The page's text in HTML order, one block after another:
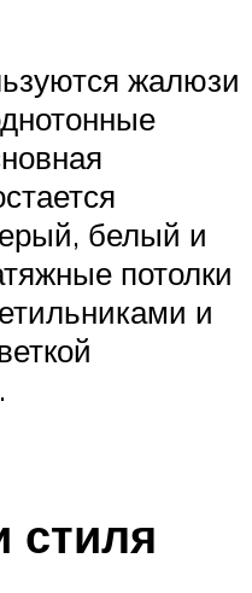
жалюзи
белый и
потолки
и
стиля